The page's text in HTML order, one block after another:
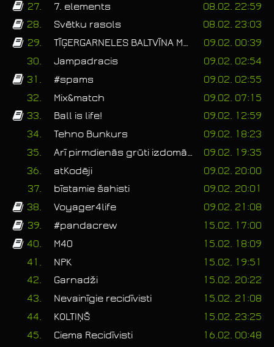
27.
7. elements
08.02. 22:59
28.
Svētku rasols
08.02. 23:03
29.
TĪĢERGARNELES BALTVĪNA MĒRCĒ
09.02. 00:39
30.
Jampadracis
09.02. 02:54
31.
#spams
09.02. 02:55
32.
Mix&match
09.02. 07:15
33.
Ball is life!
09.02. 12:59
34.
Tehno Bunkurs
09.02. 18:23
35.
Arī pirmdienās grūti izdomāt komandas nosaukumu
09.02. 19:35
36.
atKodēji
09.02. 20:00
37.
bīstamie šahisti
09.02. 20:01
38.
Voyager4life
09.02. 21:08
39.
#pandacrew
15.02. 17:00
40.
M40
15.02. 18:09
41.
NPK
15.02. 19:51
42.
Garnadži
15.02. 20:22
43.
Nevainīgie recidīvisti
15.02. 21:08
44.
KOLTIŅŠ
15.02. 23:25
45.
Ciema Recidīvisti
16.02. 00:48